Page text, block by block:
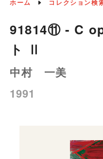
ホーム コレクション検
91814⑪ - C
ト Ⅱ
中村 一美
1991